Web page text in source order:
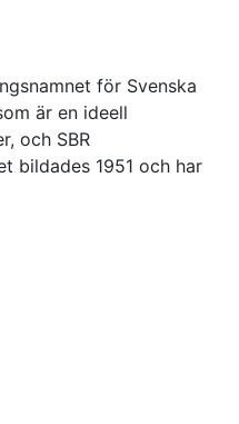
för Svenska
är en ideell
och SBR
bildades 1951 och har